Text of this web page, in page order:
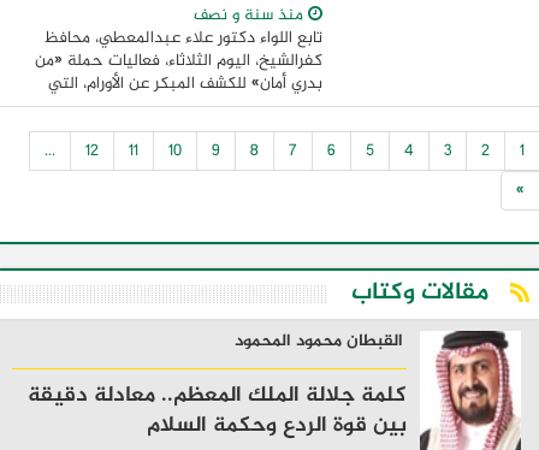
منذ سنة و نصف
تابع اللواء دكتور علاء عبدالمعطي، محافظ
كفرالشيخ، اليوم الثلاثاء، فعاليات حملة «من
بدري أمان» للكشف المبكر عن الأورام، التي
تستمر من 14 حتى 19 يونيو 2025، وذلك في
إطار تنفيذ المبادرتين الرئاسيتين ...
1
2
3
4
5
6
7
8
9
10
11
12
...
»
مقالات وكتاب
القبطان محمود المحمود
كلمة جلالة الملك المعظم.. معادلة دقيقة
بين قوة الردع وحكمة السلام